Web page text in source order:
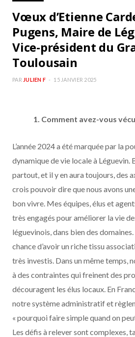
Vœux d’Etienne
Pugens, Maire de
Vice-président du
Toulousain
PAR JULIEN F 15 JANVIER 2025
1. Comment avez-vous vécu
L’année 2024 a été marquée par la
dynamique de vie locale à Léguevin.
partout, et il y en aura toujours, des
crois pouvoir dire que nous avons
bon vivre. Mes équipes, élus et
très engagés pour améliorer la vie
léguevinois, dans bien des
chance d’avoir un riche tissu
très investis. Dans un même temps,
à des contraintes qui freinent des
découragent les élus locaux. En
notre système administratif et
« pourquoi faire simple quand on
Les défis à relever sont complexes,